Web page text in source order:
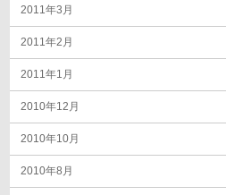
2011年3月
2011年2月
2011年1月
2010年12月
2010年10月
2010年8月